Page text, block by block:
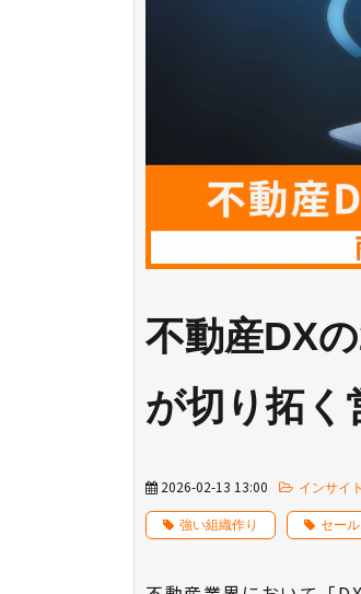
不動産DX
が切り拓く
2026-02-13 13:00 インサイト
強い組織作り セー